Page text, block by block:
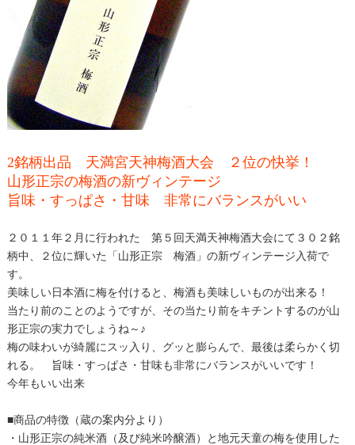
2銘柄出品 天満宮天神梅酒大会 ２位の快挙！
山形正宗の梅酒の新ヴィンテージ
旨味・すっぱさ・甘味 非常にバランスがいい
２０１１年２月に行われた 第５回天満天神梅酒大会にて３０２銘
柄中、２位に輝いた「山形正宗 梅酒」の新ヴィンテージ入荷で
す。
美味しい日本酒に梅を付けると、梅酒も美味しいものが出来る！
当たり前のことのようですが、その当たり前をキチントするのが山
形正宗の実力でしょうね～♪
梅の味わいが綺麗にスッ入り、グッと膨らんで、最後は柔らかく切
れる。 旨味・すっぱさ・甘味も非常にバランスがいいです！
今年もいい出来
■商品の特徴（蔵の案内分より）
・山形正宗の純米酒（及び純米吟醸酒）と地元天童の梅を使用した